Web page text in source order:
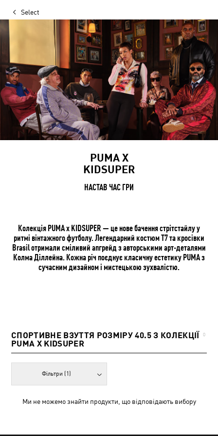
Select
PUMA X
KIDSUPER
НАСТАВ ЧАС ГРИ
Колекція PUMA x KIDSUPER — це нове бачення стрітстайлу у
ритмі вінтажного футболу. Легендарний костюм T7 та кросівки
Brasil отримали сміливий апгрейд з авторськими арт-деталями
Колма Діллейна. Кожна річ поєднує класичну естетику PUMA з
сучасним дизайном і мистецькою зухвалістю.
СПОРТИВНЕ ВЗУТТЯ РОЗМІРУ 40.5 З КОЛЕКЦІЇ
PUMA X KIDSUPER
0
Фільтри (1)
Ми не можемо знайти продукти, що відповідають вибору